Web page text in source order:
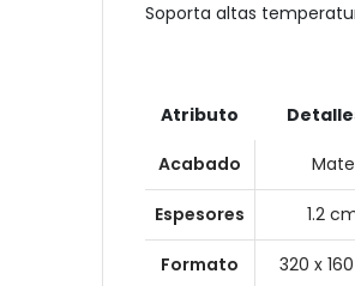
Soporta altas
Atributo
Acabado Mate
Espesores 1.2
Formato 320 x